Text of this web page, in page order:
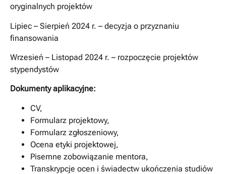
oryginalnych projektów
Lipiec – Sierpień 2024 r. – decyzja o przyznaniu
finansowania
Wrzesień – Listopad 2024 r. – rozpoczęcie projektów
stypendystów
Dokumenty aplikacyjne:
CV,
Formularz projektowy,
Formularz zgłoszeniowy,
Ocena etyki projektowej,
Pisemne zobowiązanie mentora,
Transkrypcje ocen i świadectw ukończenia studiów